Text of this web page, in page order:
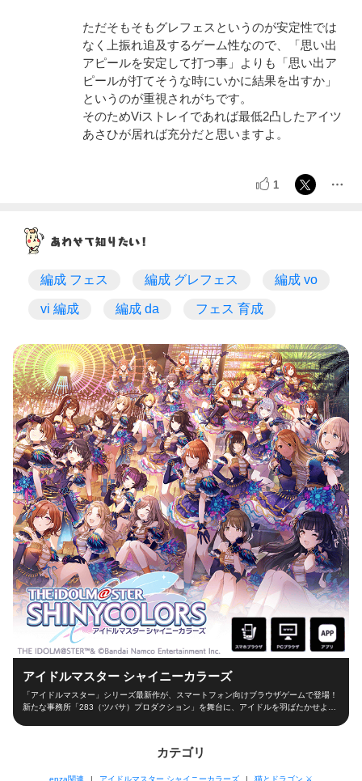
ただそもそもグレフェスというのが安定性では
なく上振れ追及するゲーム性なので、「思い出
アピールを安定して打つ事」よりも「思い出ア
ピールが打てそうな時にいかに結果を出すか」
というのが重視されがちです。
そのためViストレイであれば最低2凸したアイツ
あさひが居れば充分だと思いますよ。
1
編成 フェス 編成 グレフェス 編成 vo
vi 編成 編成 da フェス 育成
アイドルマスター シャイニーカラーズ
「アイドルマスター」シリーズ最新作が、スマートフォン向けブラウザゲームで登場！
新たな事務所「283（ツバサ）プロダクション」を舞台に、アイドルを羽ばたかせよ
て、レッスンやお仕事、オーディションなどの行動を選択！限られた期間の中でアイド
カテゴリ